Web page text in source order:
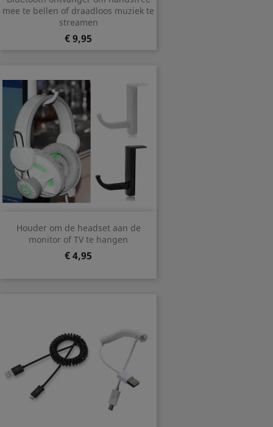
mee te bellen of draadloos muziek te
streamen
Prijs
€ 9,95
Houder om de headset aan de
monitor of TV te hangen
Prijs
€ 4,95